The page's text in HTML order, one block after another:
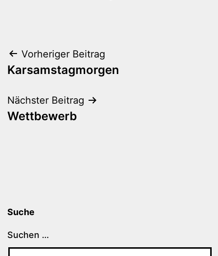
Beitragsnavigation
Vorheriger Beitrag
Karsamstagmorgen
Nächster Beitrag
Wettbewerb
Suche
Suchen …